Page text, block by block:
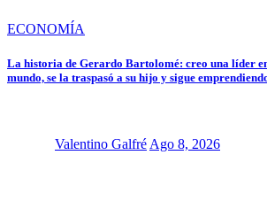
ECONOMÍA
La historia de Gerardo Bartolomé: creo una líder
mundo, se la traspasó a su hijo y sigue
Valentino Galfré Ago 8, 2026